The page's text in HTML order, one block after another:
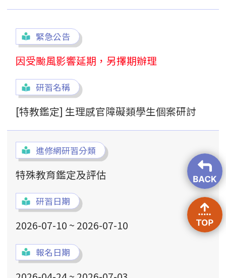
緊急公告
因受颱風影響延期，另擇期辦理
研習名稱
[特教鑑定] 生理感官障礙類學生個案研討
進修網研習分類
特殊教育鑑定及評估
研習日期
2026-07-10 ~ 2026-07-10
報名日期